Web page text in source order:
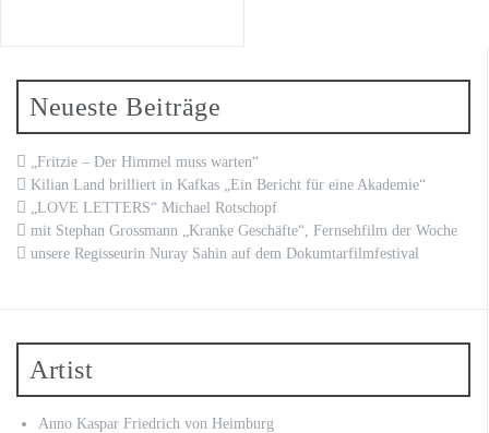
Neueste Beiträge
„Fritzie – Der Himmel muss warten“
Kilian Land brilliert in Kafkas „Ein Bericht für eine Akademie“
„LOVE LETTERS“ Michael Rotschopf
mit Stephan Grossmann „Kranke Geschäfte“, Fernsehfilm der Woche
unsere Regisseurin Nuray Sahin auf dem Dokumtarfilmfestival
Artist
Anno Kaspar Friedrich von Heimburg